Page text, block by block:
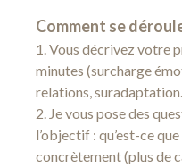
Comment se
Vous décrivez votre
minutes (surcharge
relations,
Je vous pose des
l’objectif : qu’est-ce
concrètement (plus de